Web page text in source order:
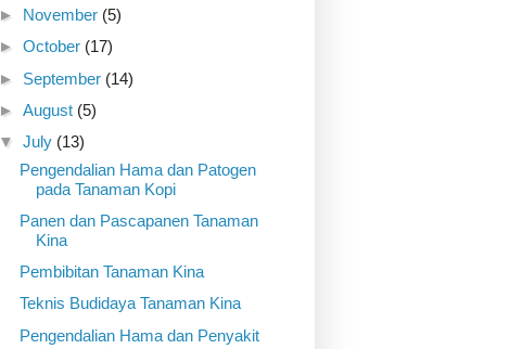
► November (5)
► October (17)
► September (14)
► August (5)
▼ July (13)
Pengendalian Hama dan Patogen
pada Tanaman Kopi
Panen dan Pascapanen Tanaman
Kina
Pembibitan Tanaman Kina
Teknis Budidaya Tanaman Kina
Pengendalian Hama dan Penyakit